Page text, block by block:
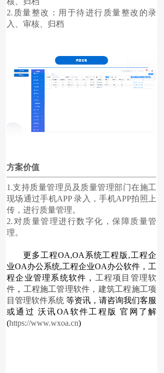
2.质量整改：用于待进行质量整改的录
入、审核、归档
方案价值
1.支持质量管理员及质量管理部门在施工
现场通过手机APP 录入，手机APP拍照上
传，进行质量管理。
2.对质量管理进行数字化，保障质量管
理。
更多工程OA,OA系统工程版 ,工程企
业OA办公系统,工程企业OA办公软件 ， 工
程企业管理系统软件 ， 工程项目管理软
件 ， 工程施工管理软件 ， 建筑工程施工项
目管理软件系统 等资讯，请咨询我们客服
或通过 沃讯OA软件工程版 官网了解
(https://www.wxoa.cn)